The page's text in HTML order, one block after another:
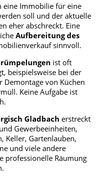
eine Immobilie für eine
soll und der aktuelle
eher abschreckt. Eine
Aufbereitung des
sinnvoll.
ist oft
beispielsweise bei der
von Küchen
Keine Aufgabe ist
Gladbach erstreckt
Gewerbeeinheiten,
Keller, Gartenlauben,
und viele andere
professionelle Räumung